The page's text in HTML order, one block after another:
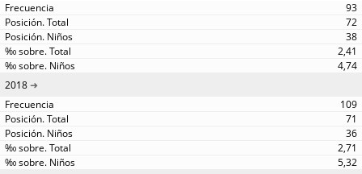
93
72
38
2,41
4,74
2018
109
71
36
2,71
5,32